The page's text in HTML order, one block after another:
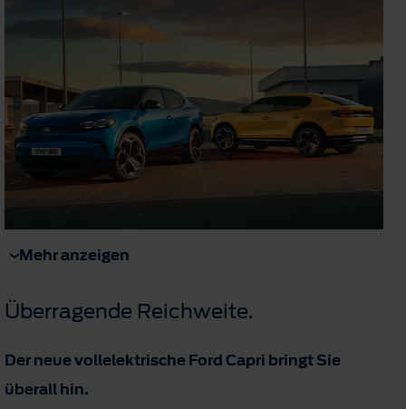
Mehr anzeigen
Überragende Reichweite.
Der neue vollelektrische Ford Capri bringt Sie
überall hin.